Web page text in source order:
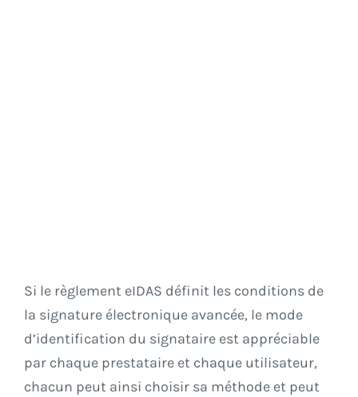
Si le règlement eIDAS définit les conditions de
la signature électronique avancée, le mode
d’identification du signataire est appréciable
par chaque prestataire et chaque utilisateur,
chacun peut ainsi choisir sa méthode et peut